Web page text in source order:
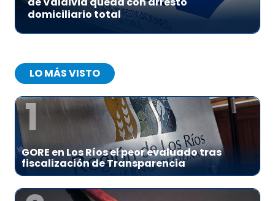
domiciliario total
LO MÁS VISTO
1
GORE en Los Ríos el peor evaluado tras
fiscalización de Transparencia